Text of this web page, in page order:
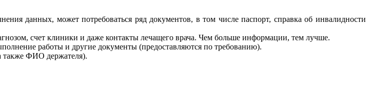
данных, может потребоваться ряд документов, в том числе паспорт, справка об инвалидности
счет клиники и даже контакты лечащего врача. Чем больше информации, тем лучше.
работы и другие документы (предоставляются по требованию).
также ФИО держателя).